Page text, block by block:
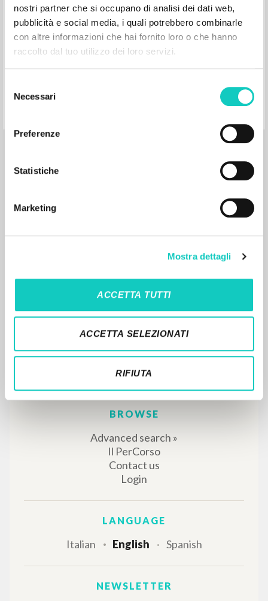
nostri partner che si occupano di analisi dei dati web,
pubblicità e social media, i quali potrebbero combinarle
con altre informazioni che hai fornito loro o che hanno
raccolto dal tuo utilizzo dei loro servizi.
delNecessari
Preferenze
Statistiche
Marketing
Mostra dettagli
ACCETTA TUTTI
ACCETTA SELEZIONATI
RIFIUTA
1RESULTS FOUND
Carrón Julián Curator and preface autor
Fraternità di Comunione e Liberazione
The portal collects and gives access to the
writings of Luigi Giussani: nearly 5,000
bibliographic references, full texts in 5
languages, and dedicated thematic sections.
BROWSE
Advanced search »
Il PerCorso